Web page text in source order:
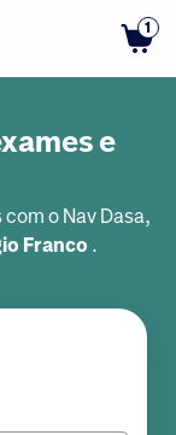
1
e
o Nav Dasa,
Franco .